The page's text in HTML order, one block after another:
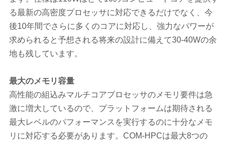
る最新の高密度プロセッサに対応できるだけでなく、今
後10年間でさらに多くのコアに対応し、強力なパワーが
求められると予想される将来の設計に備えて30-40Wの余
地も残しています。
最大のメモリ容量
高性能の組込みマルチコアプロセッサのメモリ要件は急
激に増大しているので、プラットフォームは期待される
最大レベルのパフォーマンスを実行するのに十分なメモ
リに対応する必要があります。COM-HPCは最大8つの